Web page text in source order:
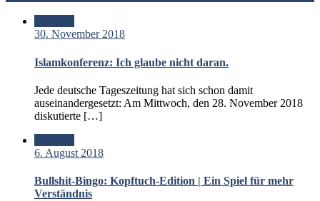
30. November 2018
Islamkonferenz: Ich glaube nicht daran.
Jede deutsche Tageszeitung hat sich schon damit
auseinandergesetzt: Am Mittwoch, den 28. November 2018
diskutierte […]
6. August 2018
Bullshit-Bingo: Kopftuch-Edition | Ein Spiel für mehr
Verständnis